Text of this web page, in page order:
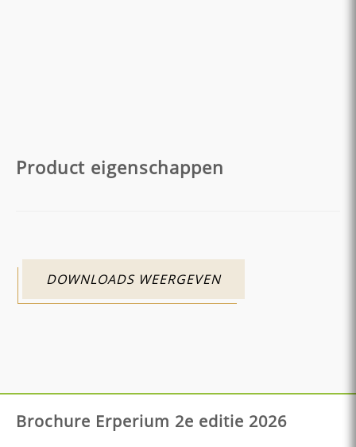
Product eigenschappen
DOWNLOADS WEERGEVEN
Brochure Erperium 2e editie 2026